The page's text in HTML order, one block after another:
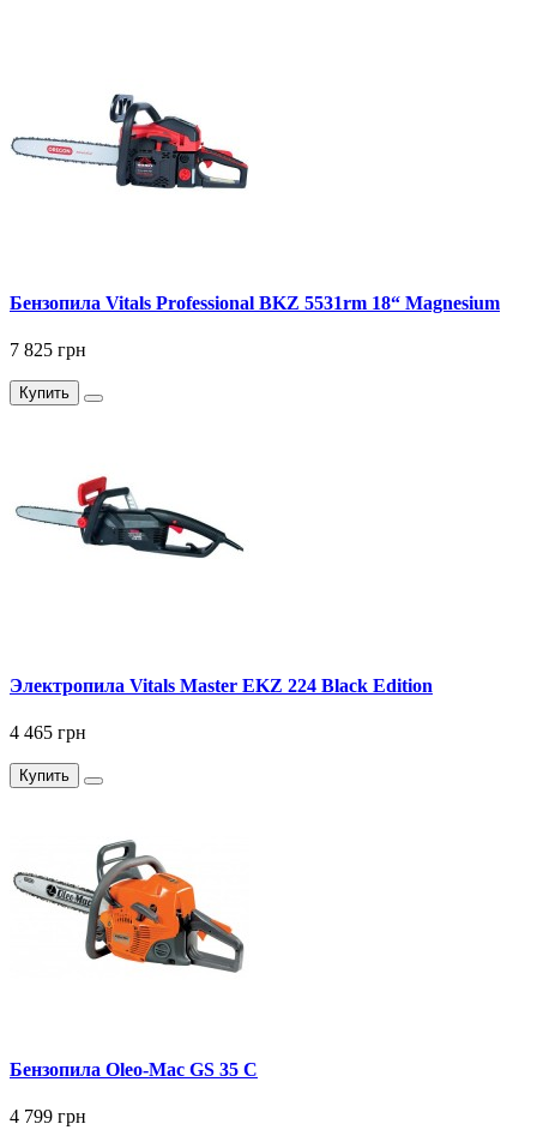
Бензопила Vitals Professional BKZ 5531rm 18“ Magnesium
7 825 грн
Купить
Электропила Vitals Master EKZ 224 Black Edition
4 465 грн
Купить
Бензопила Oleo-Mac GS 35 C
4 799 грн